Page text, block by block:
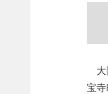
大
宝